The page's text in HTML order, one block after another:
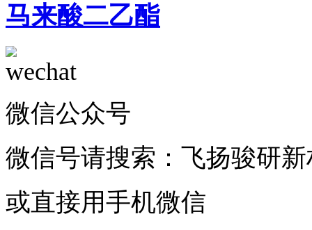
马来酸二乙酯
微信公众号
微信号请搜索：飞扬骏研
或直接用手机微信